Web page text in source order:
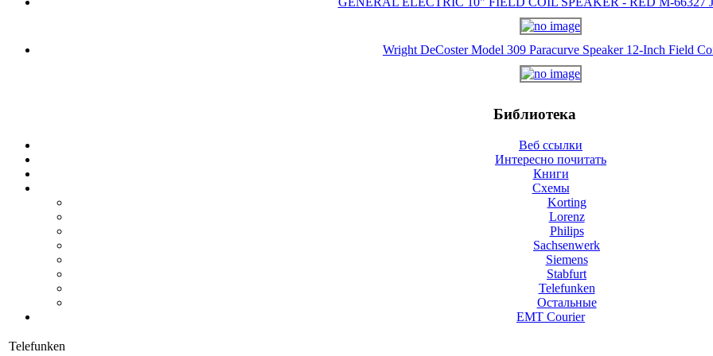
Wright DeCoster Model 309 Paracurve Speaker 12-Inch Field
Библиотека
Веб ссылки
Интересно почитать
Книги
Схемы
Korting
Lorenz
Philips
Sachsenwerk
Siemens
Stabfurt
Telefunken
Остальные
EMT Courier
Telefunken